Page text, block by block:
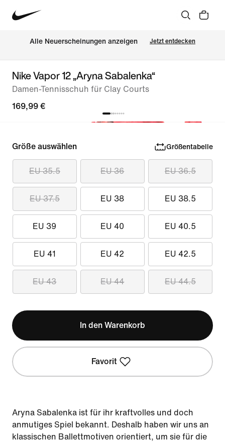
Alle Neuerscheinungen anzeigen Jetzt entdecken
Nike Vapor 12 „Aryna Sabalenka“
Damen-Tennisschuh für Clay Courts
169,99 €
Größe auswählen Größentabelle
EU 35.5 EU 36 EU 36.5
EU 37.5 EU 38 EU 38.5
EU 39 EU 40 EU 40.5
EU 41 EU 42 EU 42.5
EU 43 EU 44 EU 44.5
In den Warenkorb
Favorit
Aryna Sabalenka ist für ihr kraftvolles und doch
anmutiges Spiel bekannt. Deshalb haben wir uns an
klassischen Ballettmotiven orientiert, um sie für die